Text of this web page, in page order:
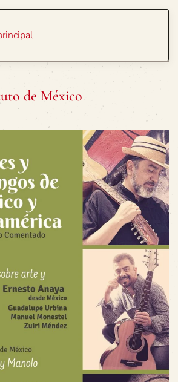
de México